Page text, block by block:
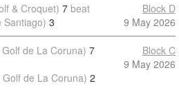
& Croquet) 7 beat
Santiago) 3
Block D
9 May 2026
de La Coruna) 7
de La Coruna) 2
Block C
9 May 2026